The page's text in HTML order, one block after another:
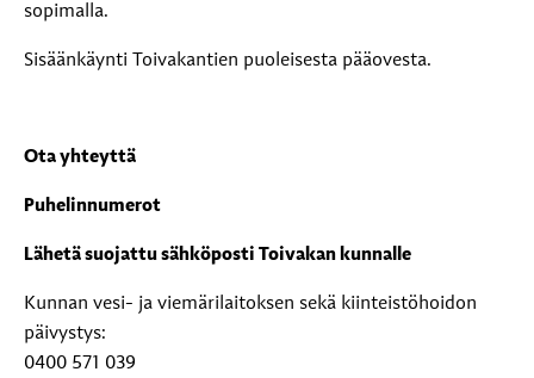
sopimalla.
Sisäänkäynti Toivakantien puoleisesta pääovesta.
Ota yhteyttä
Puhelinnumerot
Lähetä suojattu sähköposti Toivakan kunnalle
Kunnan vesi- ja viemärilaitoksen sekä kiinteistöhoidon
päivystys:
0400 571 039